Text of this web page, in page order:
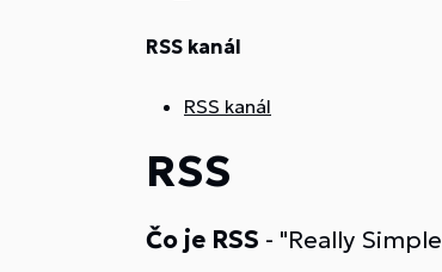
RSS kanál
RSS kanál
RSS
Čo je RSS - "Really